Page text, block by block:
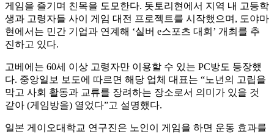
게임을 즐기며 친목을 도모한다. 돗토리현에서 지역 내 고등학
생과 고령자들 사이 게임 대전 프로젝트를 시작했으며, 도야마
현에서는 민간 기업과 연계해 ‘실버 e스포츠 대회’ 개최를 추
진하고 있다.
고베에는 60세 이상 고령자만 이용할 수 있는 PC방도 등장했
다. 중앙일보 보도에 따르면 해당 업체 대표는 “노년의 고립을
막고 사회 활동과 교류를 장려하는 장소로서 의미가 있을 것
같아 (게임방을) 열었다”고 설명했다.
일본 게이오대학교 연구진은 노인이 게임을 하면 운동 효과를